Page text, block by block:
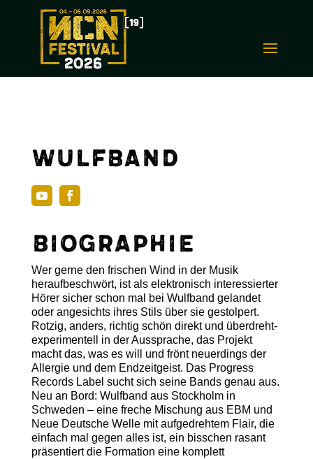
Wulfband
Biographie
Wer gerne den frischen Wind in der Musik
heraufbeschwört, ist als elektronisch interessierter
Hörer sicher schon mal bei Wulfband gelandet
oder angesichts ihres Stils über sie gestolpert.
Rotzig, anders, richtig schön direkt und überdreht-
experimentell in der Aussprache, das Projekt
macht das, was es will und frönt neuerdings der
Allergie und dem Endzeitgeist. Das Progress
Records Label sucht sich seine Bands genau aus.
Neu an Bord: Wulfband aus Stockholm in
Schweden – eine freche Mischung aus EBM und
Neue Deutsche Welle mit aufgedrehtem Flair, die
einfach mal gegen alles ist, ein bisschen rasant
präsentiert die Formation eine komplett